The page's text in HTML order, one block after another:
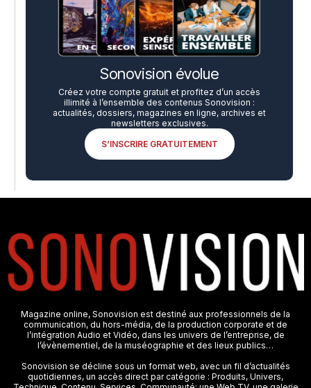
Sonovision évolue
Créez votre compte gratuit et profitez d’un accès
illimité à l’ensemble des contenus Sonovision :
actualités, dossiers, magazines en ligne, archives et
newsletters exclusives.
S’INSCRIRE GRATUITEMENT
Magazine online, Sonovision est destiné aux professionnels de la
communication, du hors-média, de la production corporate et de
l’intégration Audio et Vidéo, dans les univers de l’entreprise, de
l’évènementiel, de la muséographie et des lieux publics…
Sonovision se décline sous un format web, avec un fil d’actualités
quotidiennes, un accès direct par catégorie : Produits, Univers,